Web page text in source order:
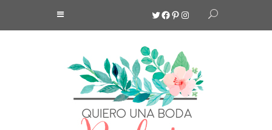
Twitter
Facebook
Pinterest
Instagram